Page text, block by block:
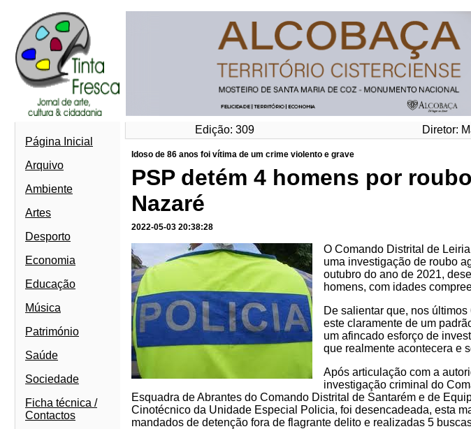
Edição: 309 Diretor:
Página Inicial
Arquivo
Ambiente
Artes
Desporto
Economia
Educação
Música
Património
Saúde
Sociedade
Ficha técnica /
Contactos
Idoso de 86 anos foi vítima de um crime violento e grave
PSP detém 4 homens por
Nazaré
2022-05-03 20:38:28
O Comando Distrital de
uma investigação de roubo
outubro do ano de 2021,
homens, com idades
De salientar que, nos
este claramente de um
um afincado esforço de
que realmente acontecera e
Após articulação com a
investigação criminal do
Esquadra de Abrantes do Comando Distrital de Santarém e de
Cinotécnico da Unidade Especial Policia, foi desencadeada, esta
mandados de detenção fora de flagrante delito e realizadas 5